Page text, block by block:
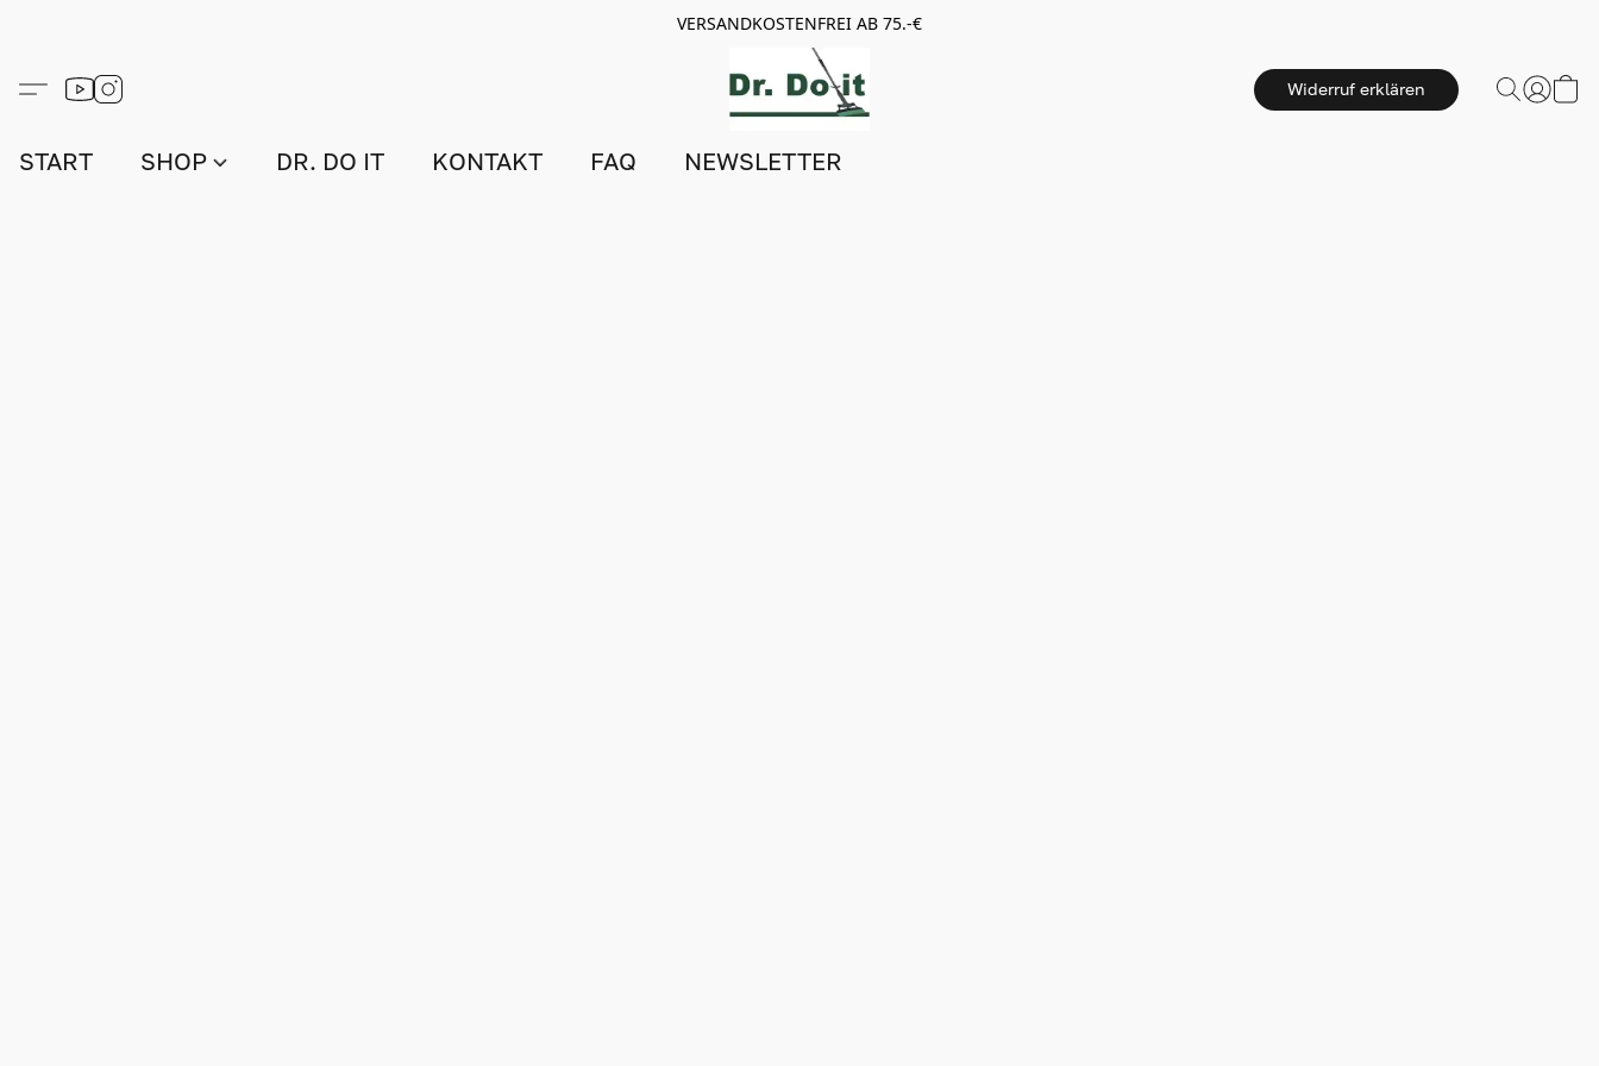
VERSANDKOSTENFREI AB 75.-€
Widerruf erklären
START SHOP DR. DO IT KONTAKT FAQ NEWSLETTER